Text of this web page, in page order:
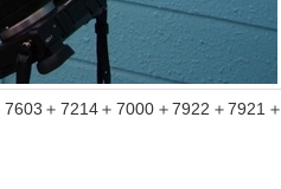
＋7214＋7000＋7922＋7921＋